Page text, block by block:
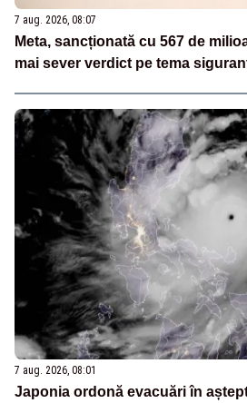
7 aug. 2026, 08:07
Meta, sancționată cu 567 de
mai sever verdict pe tema
7 aug. 2026, 08:01
Japonia ordonă evacuări în